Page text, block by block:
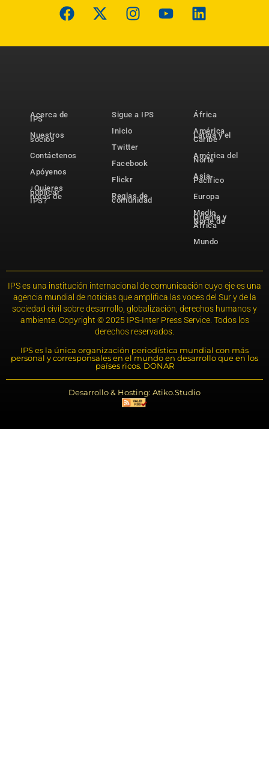
Acerca de
IPS
Nuestros
socios
Contáctenos
Apóyenos
¿Quieres
publicar
notas de
IPS?
Sigue a IPS
Inicio
Twitter
Facebook
Flickr
Reglas de
comunidad
África
América
Latina y el
Caribe
América del
Norte
Asia-
Pacífico
Europa
Medio
Oriente y
Norte de
África
Mundo
IPS es una institución internacional de comunicación cuyo eje es una
agencia mundial de noticias que amplifica las voces del Sur y de la
sociedad civil sobre desarrollo, globalización, derechos humanos y
ambiente. Copyright © 2025 IPS-Inter Press Service. Todos los
derechos reservados.
IPS es la única organización periodística mundial con más
personal y corresponsales en el mundo en desarrollo que en los
países ricos. DONAR
Desarrollo & Hosting: Atiko.Studio